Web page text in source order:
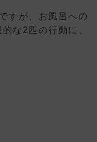
すが、お風呂への
な2匹の行動に、